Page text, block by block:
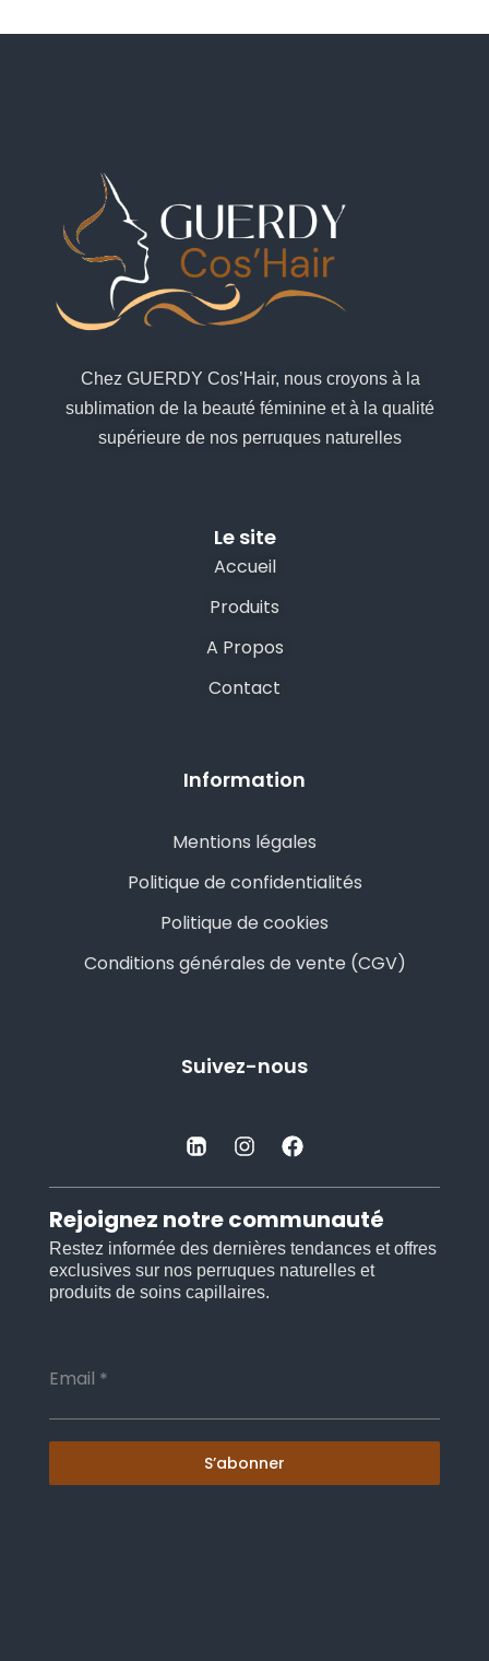
Chez GUERDY Cos’Hair, nous croyons à la
sublimation de la beauté féminine et à la qualité
supérieure de nos perruques naturelles
Le site
Accueil
Produits
A Propos
Contact
Information
Mentions légales
Politique de confidentialités
Politique de cookies
Conditions générales de vente (CGV)
Suivez-nous
Rejoignez notre communauté
Restez informée des dernières tendances et offres
exclusives sur nos perruques naturelles et
produits de soins capillaires.
Email *
S’abonner